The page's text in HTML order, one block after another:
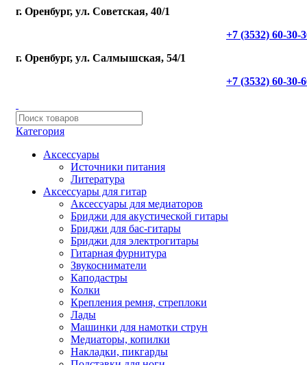
г. Оренбург, ул. Советская, 40/1
+7 (3532) 60-30-
г. Оренбург, ул. Салмышская, 54/1
+7 (3532) 60-30-
Категория
Аксессуары
Источники питания
Литература
Аксессуары для гитар
Аксессуары для медиаторов
Бриджи для акустической гитары
Бриджи для бас-гитары
Бриджи для электрогитары
Гитарная фурнитура
Звукосниматели
Каподастры
Колки
Крепления ремня, стреплоки
Лады
Машинки для намотки струн
Медиаторы, копилки
Накладки, пикгарды